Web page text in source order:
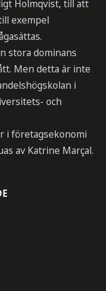
Holmqvist, till att
exempel
stora dominans
Men detta är inte
i
och
i företagsekonomi
av Katrine Marçal.